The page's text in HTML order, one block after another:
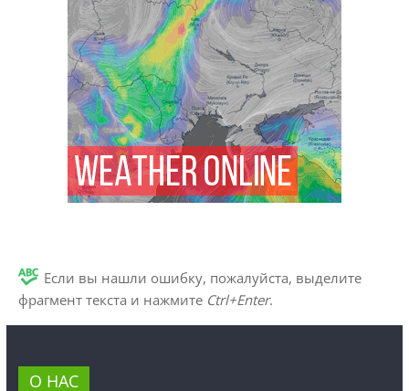
Если вы нашли ошибку, пожалуйста, выделите
фрагмент текста и нажмите Ctrl+Enter.
О НАС